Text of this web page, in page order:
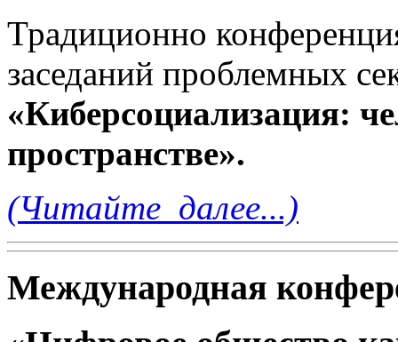
Традиционно
заседаний проблемных
«Киберсоциализация:
пространстве».
(Читайте далее...)
Международная